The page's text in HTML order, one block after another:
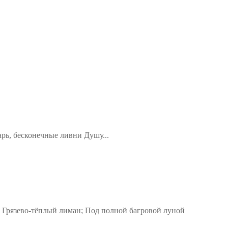
бесконечные ливни Душу...
тёплый лиман; Под полной багровой луной